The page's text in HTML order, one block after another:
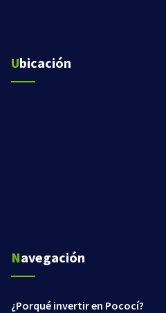
Ubicación
Navegación
¿Porqué invertir en Pococí?